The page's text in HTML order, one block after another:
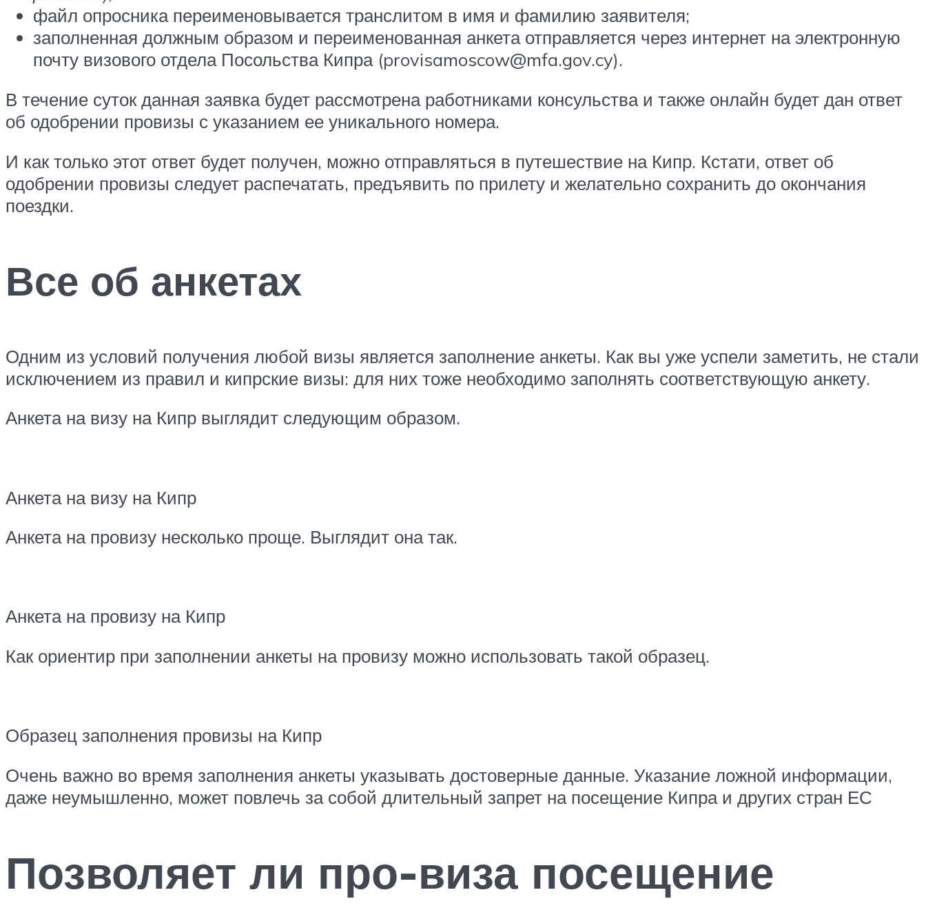
файл опросника переименовывается транслитом в имя и фамилию заявителя;
заполненная должным образом и переименованная анкета отправляется через интернет на электронную
почту визового отдела Посольства Кипра (provisamoscow@mfa.gov.cy).
В течение суток данная заявка будет рассмотрена работниками консульства и также онлайн будет дан ответ
об одобрении провизы с указанием ее уникального номера.
И как только этот ответ будет получен, можно отправляться в путешествие на Кипр. Кстати, ответ об
одобрении провизы следует распечатать, предъявить по прилету и желательно сохранить до окончания
поездки.
Все об анкетах
Одним из условий получения любой визы является заполнение анкеты. Как вы уже успели заметить, не стали
исключением из правил и кипрские визы: для них тоже необходимо заполнять соответствующую анкету.
Анкета на визу на Кипр выглядит следующим образом.
Анкета на визу на Кипр
Анкета на провизу несколько проще. Выглядит она так.
Анкета на провизу на Кипр
Как ориентир при заполнении анкеты на провизу можно использовать такой образец.
Образец заполнения провизы на Кипр
Очень важно во время заполнения анкеты указывать достоверные данные. Указание ложной информации,
даже неумышленно, может повлечь за собой длительный запрет на посещение Кипра и других стран ЕС
Позволяет ли про-виза посещение